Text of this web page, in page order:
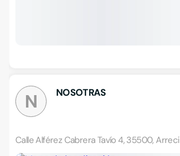
N NOSOTRAS
Calle Alférez Cabrera Tavío 4, 35500,